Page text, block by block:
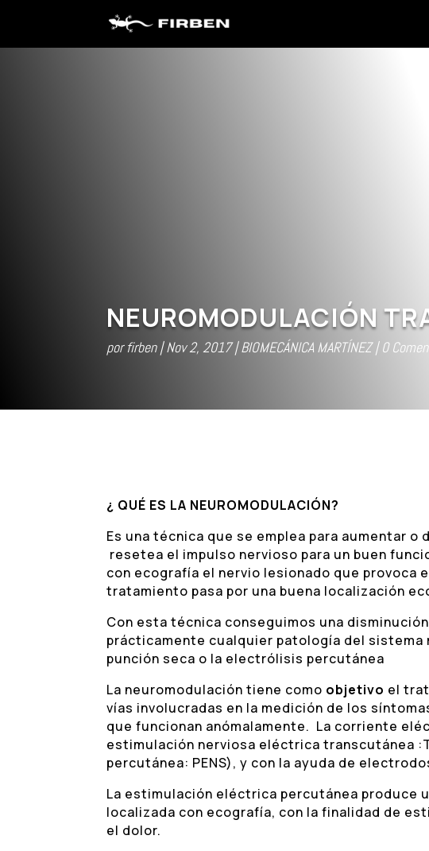
NEUROMODULACIÓN
porfirben Nov 2, 2017 BIOMECÁNICA MARTÍNEZ 0
¿ QUÉ ES LA NEUROMODULACIÓN?
Es una técnica que se emplea para aumentar
resetea el impulso nervioso para un buen
con ecografía el nervio lesionado que provoca
tratamiento pasa por una buena localización
Con esta técnica conseguimos una
prácticamente cualquier patología del
punción seca o la electrólisis percutánea
La neuromodulación tiene como objetivo el
vías involucradas en la medición de los
que funcionan anómalamente. La corriente
estimulación nerviosa eléctrica transcutánea
percutánea: PENS), y con la ayuda de
La estimulación eléctrica percutánea produce
localizada con ecografía, con la finalidad de
el dolor.